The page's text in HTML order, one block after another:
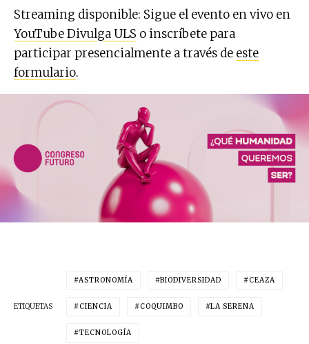
Streaming disponible: Sigue el evento en vivo en
YouTube Divulga ULS o inscríbete para
participar presencialmente a través de este
formulario.
ETIQUETAS
ASTRONOMÍA BIODIVERSIDAD CEAZA
CIENCIA COQUIMBO LA SERENA
TECNOLOGÍA